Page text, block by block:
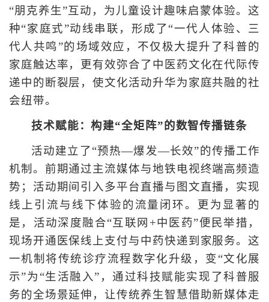
“朋克养生”互动，为儿童设计趣味启蒙体验。这
种“家庭式”动线串联，形成了“一代人体验、三
代人共鸣”的场域效应，不仅极大提升了科普的
家庭触达率，更有效弥合了中医药文化在代际传
递中的断裂层，使文化活动升华为家庭共融的社
会纽带。
技术赋能：构建“全矩阵”的数智传播链条
活动建立了“预热—爆发—长效”的传播工作
机制。前期通过主流媒体与地铁电视终端高频造
势；活动期间引入多平台直播与图文直播，实现
线上引流与线下体验的流量闭环。更为显著的
是，活动深度融合“互联网+中医药”便民举措，
现场开通医保线上支付与中药快递到家服务。这
一机制将传统诊疗流程数字化升级，变“文化展
示”为“生活融入”，通过科技赋能实现了科普服
务的全场景延伸，让传统养生智慧借助新媒体走